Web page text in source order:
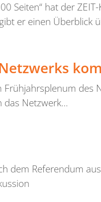
Seiten“ hat der
er einen Überblick
des
das Netzwerk…
dem Referendum